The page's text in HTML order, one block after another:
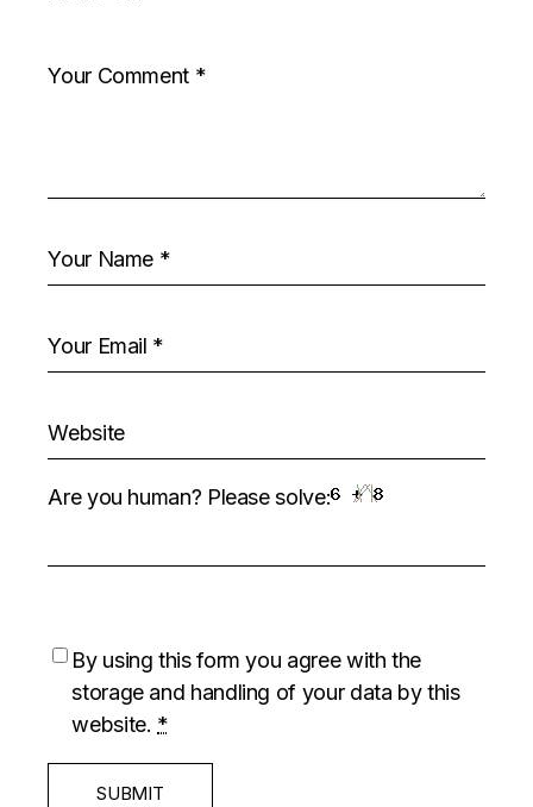
Are you human? Please solve:
By using this form you agree with the
storage and handling of your data by this
website. *
SUBMIT